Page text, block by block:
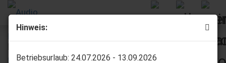
Hinweis:
Betriebsurlaub: 24.07.2026 - 13.09.2026
Braun